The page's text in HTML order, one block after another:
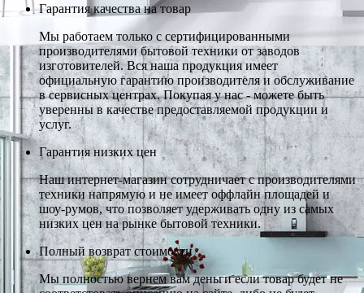
Гарантия качества на товар
Мы работаем только с сертифицированными
производителями бытовой техники от заводов
изготовителей. Вся наша продукция имеет
официальную гарантию производителя и обслуживание
в сервисных центрах. Покупая у нас - можете быть
уверенны в качестве предоставляемой продукции и
услуг.
Гарантия низких цен
Наш интернет-магазин сотрудничает с производителями
техники напрямую и не имеет оффлайн площадей и
шоу-румов, что позволяет удерживать одну из самых
низких цен на рынке бытовой техники.
Полный возврат стоимости
Мы полностью вернем вам деньги если товар будет не